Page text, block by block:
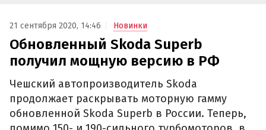
21 сентября 2020, 14:46 Новинки
Обновленный Skoda Superb
получил мощную версию в РФ
Чешский автопроизводитель Skoda
продолжает раскрывать моторную гамму
обновленной Skoda Superb в России. Теперь,